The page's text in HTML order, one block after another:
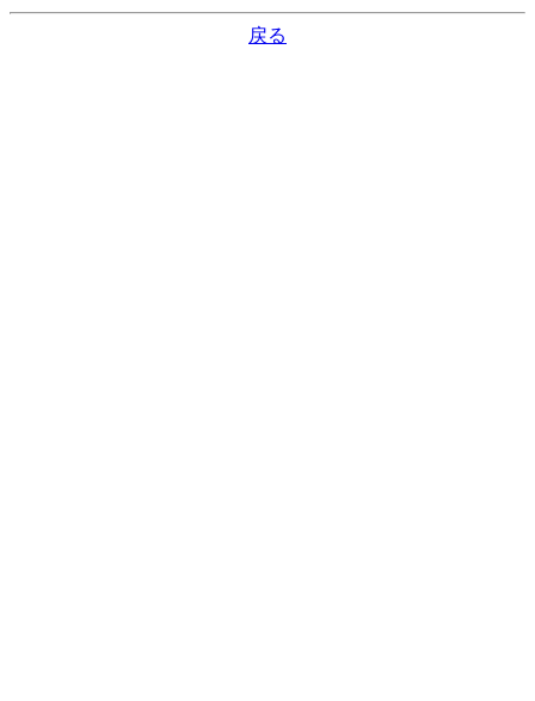
戻る